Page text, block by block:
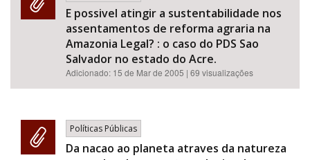
E possivel atingir a sustentabilidade nos
assentamentos de reforma agraria na
Amazonia Legal? : o caso do PDS Sao
Salvador no estado do Acre.
Adicionado: 15 de Mar de 2005 | 69 visualizações
Políticas Públicas
Da nacao ao planeta atraves da natureza